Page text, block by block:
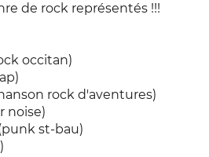
de rock représentés !!!
occitan)
rock d'aventures)
noise)
(punk st-bau)